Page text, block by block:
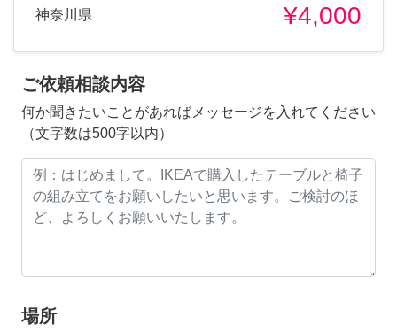
神奈川県 ¥4,000
ご依頼相談内容
何か聞きたいことがあればメッセージを入れてください
（文字数は500字以内）
場所